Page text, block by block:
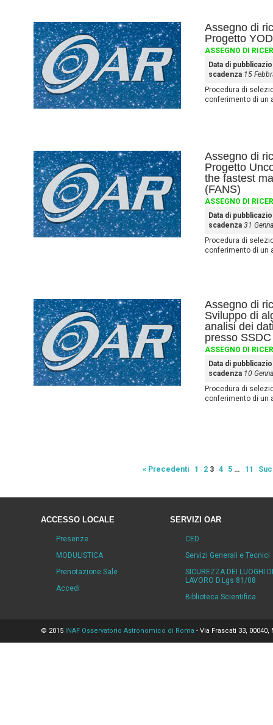
Assegno di
Progetto
ASSEGNO DI
Data di
scadenza 15
Procedura di
conferimento di un
Assegno di
Progetto
the fastest
(FANS)
ASSEGNO DI
Data di
scadenza 31
Procedura di
conferimento di un
Assegno di
Sviluppo di
analisi dei
presso SSDC
ASSEGNO DI
Data di
scadenza 10
Procedura di
conferimento di un
« Precedenti 1 2 3 4 5 … 11
ACCESSO LOCALE
Presenze
MODULISTICA
Prenotazione Sale
Accedi
SERVIZI OAR
CED
Servizi Generali e Tecnici
SICUREZZA DEI LUOGHI DI
LAVORO D.Lgs 81/08
Biblioteca Scientifica
© 2015 INAF Osservatorio Astronomico di Roma - Via Frascati 33,